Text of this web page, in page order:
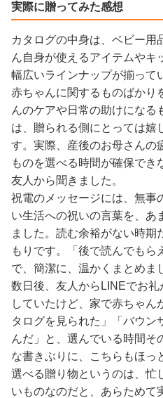
実際に贈ってみた感想
カタログの中身は、ベビー用
ん自身が使えるアイテムやキ
幅広いラインナップが揃って
赤ちゃんに関するものばかり
んのケアや日常の助けになる
は、贈られる側にとっては嬉
す。実際、産後のお母さんの
ものを選べる時間が確保で
友人から聞きました。
祝電のメッセージには、無事
い生活への祝いの言葉を、あ
ました。読む余裕がない時期
もりです。「後で読んでもら
で、簡潔に、温かくまとめま
数日後、友人からLINEでお
していたけど、家で赤ちゃん
タログを見られた」「バウン
んだ」と、選んでいる時間そ
な書きぶりに、こちらもほっ
選べる贈り物というのは、忙
いものなのだと、あらためて